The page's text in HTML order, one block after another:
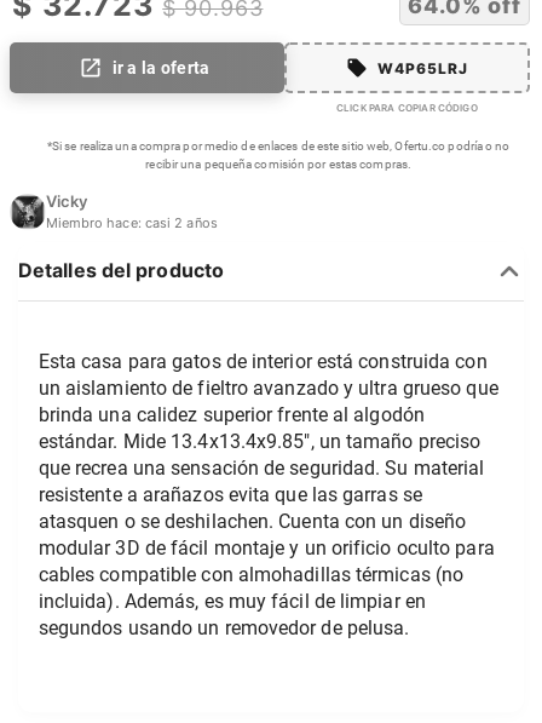
$90.963
ir a la oferta W4P65LRJ
CLICK PARA COPIAR CÓDIGO
*Si se realiza una compra por medio de enlaces de este sitio web, Ofertu.co podría o no
recibir una pequeña comisión por estas compras.
Vicky
Miembro hace: casi 2 años
Detalles del producto
Esta casa para gatos de interior está construida con
un aislamiento de fieltro avanzado y ultra grueso que
brinda una calidez superior frente al algodón
estándar. Mide 13.4x13.4x9.85", un tamaño preciso
que recrea una sensación de seguridad. Su material
resistente a arañazos evita que las garras se
atasquen o se deshilachen. Cuenta con un diseño
modular 3D de fácil montaje y un orificio oculto para
cables compatible con almohadillas térmicas (no
incluida). Además, es muy fácil de limpiar en
segundos usando un removedor de pelusa.